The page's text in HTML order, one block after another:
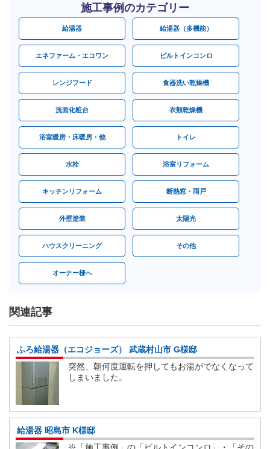
施工事例のカテゴリー
給湯器 給湯器（多機能）
エネファーム・エコワン ビルトインコンロ
レンジフード 食器洗い乾燥機
洗面化粧台 衣類乾燥機
浴室暖房・床暖房・他 トイレ
水栓 浴室リフォーム
キッチンリフォーム 断熱窓・雨戸
外壁塗装 太陽光
ハウスクリーニング その他
オーナー様へ
関連記事
ふろ給湯器（エコジョーズ） 武蔵村山市 G様邸
突然、朝何度運転を押してもお湯がでなくなって
しまいました。
給湯器 昭島市 K様邸
※「施工事例」の「ビルトインコンロ」・「その